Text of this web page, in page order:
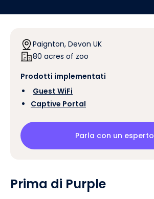
Paignton, Devon UK
80 acres of zoo
Prodotti implementati
Guest WiFi
Captive Portal
Parla con un esperto
Prima di Purple